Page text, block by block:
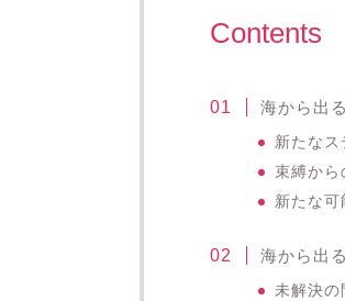
Contents
海から出
新たなス
束縛から
新たな可
海から出
未解決の